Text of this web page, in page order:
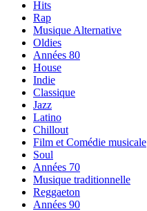
Hits
Rap
Musique Alternative
Oldies
Années 80
House
Indie
Classique
Jazz
Latino
Chillout
Film et Comédie musicale
Soul
Années 70
Musique traditionnelle
Reggaeton
Années 90